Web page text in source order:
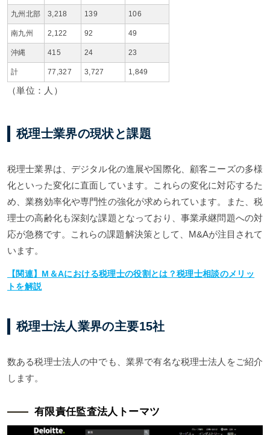
九州北部 3,218 139 106
南九州 2,122 92 49
沖縄 415 24 23
計 77,327 3,727 1,849
（単位：人）
税理士業界の現状と課題
税理士業界は、デジタル化の進展や国際化、顧客ニーズの多様
化といった変化に直面しています。これらの変化に対応するた
め、業務効率化や専門性の強化が求められています。また、税
理士の高齢化も深刻な課題となっており、事業承継問題への対
応が急務です。これらの課題解決策として、M&Aが注目されて
います。
【関連】M＆Aにおける税理士の役割とは？税理士相談のメリッ
トを解説
税理士法人業界の主要15社
数ある税理士法人の中でも、業界で有名な税理士法人をご紹介
します。
有限責任監査法人トーマツ